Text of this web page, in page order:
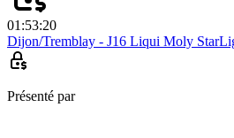
01:53:20
Dijon/Tremblay - J16 Liqui Moly
Présenté par